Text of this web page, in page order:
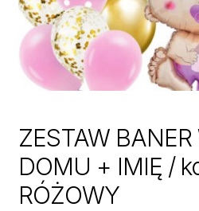
ZESTAW
DOMU + IMIĘ /
RÓŻOWY